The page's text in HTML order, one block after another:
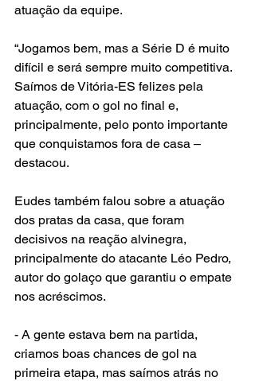
atuação da equipe.
“Jogamos bem, mas a Série D é muito
difícil e será sempre muito competitiva.
Saímos de Vitória-ES felizes pela
atuação, com o gol no final e,
principalmente, pelo ponto importante
que conquistamos fora de casa –
destacou.
Eudes também falou sobre a atuação
dos pratas da casa, que foram
decisivos na reação alvinegra,
principalmente do atacante Léo Pedro,
autor do golaço que garantiu o empate
nos acréscimos.
- A gente estava bem na partida,
criamos boas chances de gol na
primeira etapa, mas saímos atrás no